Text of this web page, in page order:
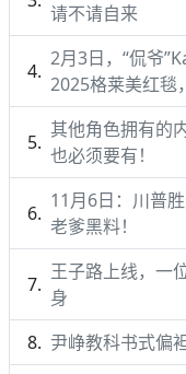
请不请自来
2月3日，“侃爷
2025格莱美红毯
其他角色拥有的
也必须要有！
11月6日：川普
老爹黑料！
王子路上线，一
身
尹峥教科书式偏